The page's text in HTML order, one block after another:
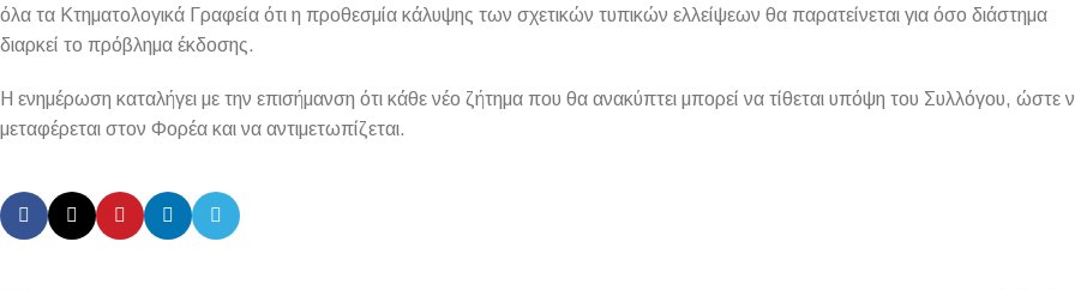
όλα τα Κτηματολογικά Γραφεία ότι η προθεσμία κάλυψης των σχετικών τυπικών ελλείψεων θα παρατείνεται για όσο διάστημα
διαρκεί το πρόβλημα έκδοσης.
Η ενημέρωση καταλήγει με την επισήμανση ότι κάθε νέο ζήτημα που θα ανακύπτει μπορεί να τίθεται υπόψη του Συλλόγου, ώστε
μεταφέρεται στον Φορέα και να αντιμετωπίζεται.